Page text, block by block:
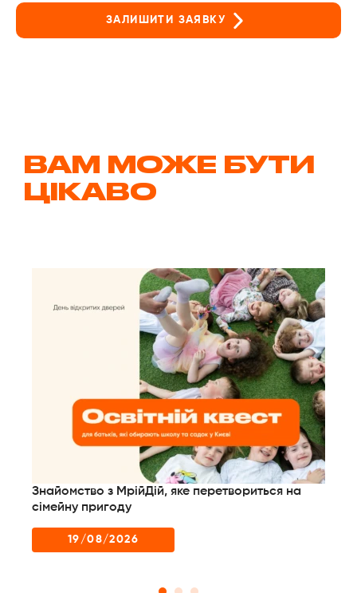
ЗАЛИШИТИ ЗАЯВКУ
ВАМ МОЖЕ БУТИ
ЦІКАВО
Знайомство з МрійДій, яке перетвориться на
сімейну пригоду
19/08/2026